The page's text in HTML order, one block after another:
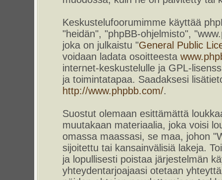
Keskustelufoorumimme käyttää
"heidän", "phpBB-ohjelmisto",
joka on julkaistu "General Public
voidaan ladata osoitteesta
internet-keskustelulle ja GPL-
ja toimintatapaa. Saadaksesi
http://www.phpbb.com/.
Suostut olemaan esittämättä
muutakaan materiaalia, joka voisi
omassa maassasi, se maa, johon
sijoitettu tai kansainvälisiä lakeja.
ja lopullisesti poistaa järjestelmän
yhteydentarjoajaasi otetaan